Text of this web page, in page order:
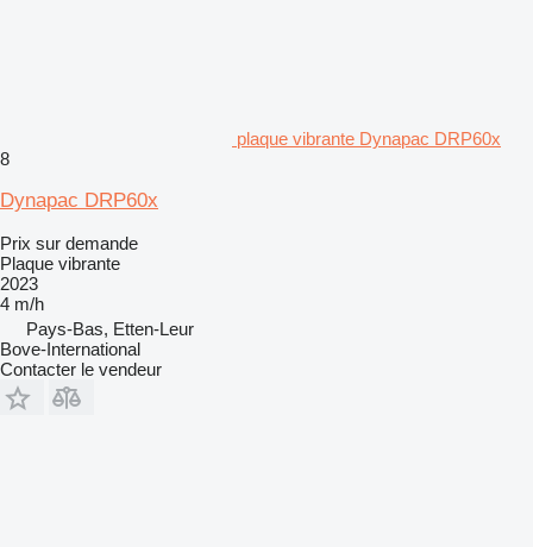
plaque vibrante Dynapac DRP60x
8
Dynapac DRP60x
Prix sur demande
Plaque vibrante
2023
4 m/h
Pays-Bas, Etten-Leur
Bove-International
Contacter le vendeur